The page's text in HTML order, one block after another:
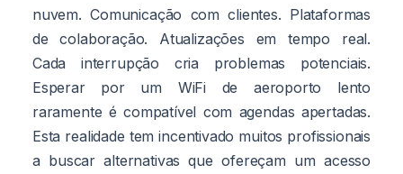
nuvem. Comunicação com clientes. Plataformas
de colaboração. Atualizações em tempo real.
Cada interrupção cria problemas potenciais.
Esperar por um WiFi de aeroporto lento
raramente é compatível com agendas apertadas.
Esta realidade tem incentivado muitos profissionais
a buscar alternativas que ofereçam um acesso